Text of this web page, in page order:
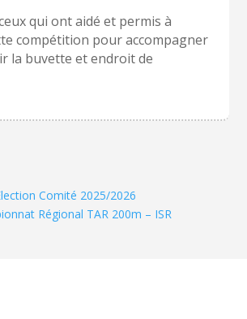
qui ont aidé et permis à
compétition pour accompagner
la buvette et endroit de
Comité 2025/2026
Régional TAR 200m – ISR